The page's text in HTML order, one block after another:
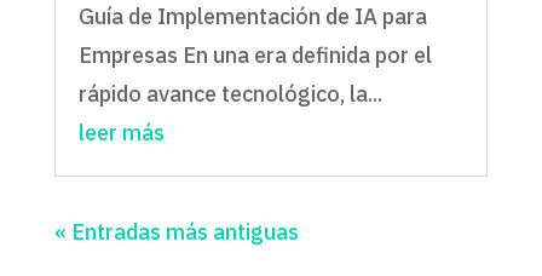
Guía de Implementación de IA para
Empresas En una era definida por el
rápido avance tecnológico, la...
leer más
« Entradas más antiguas